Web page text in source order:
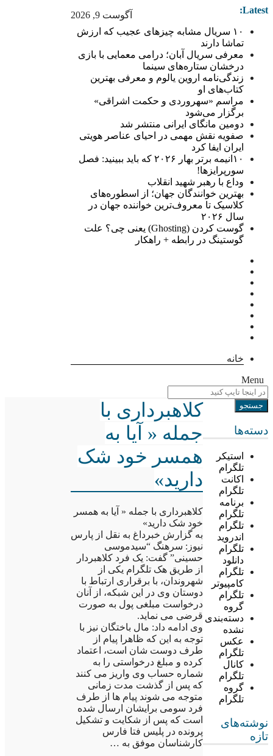
آگوست 9, 2026 Latest:
۱۰ سریال مشابه چیزهای عجیب که ارزش
تماشا دارند
معرفی سریال آبان؛ درامی معمایی با بازی
درخشان ستاره‌های سینما
زندگی‌نامه اروین یالوم و معرفی بهترین
کتاب‌های او
مراسم «سهروردی و حکمت اشراقی»
برگزار می‌شود
دومین مانگای ایرانی منتشر شد
صفویه نقش مهمی در احیای عناصر هویتی
ایران ایفا کرد
۱۰انیمه برتر بهار ۲۰۲۶ که باید ببینید: فصل
سورپرایزها!
وداع با رهبر شهید انقلاب
بهترین خوانندگان جهان؛ از اسطوره‌های
کلاسیک تا معروف‌ترین خواننده جهان در
سال ۲۰۲۶
گوست کردن (Ghosting) یعنی چی؟ علت
گوستینگ در رابطه + راهکار
خانه
Menu
دسته‌ها
استیکر
تلگرام
اکانت
تلگرام
برنامه
تلگرام
تلگرام
اندروید
تلگرام
دانلود
تلگرام
کامپیوتر
تلگرام
گروه
دسته‌بندی
نشده
عکس
تلگرام
کانال
تلگرام
گروه
تلگرام
نوشته‌های
تازه
کلاهبرداری با
جمله « آیا به
همسر خود شک
دارید»
کلاهبرداری با جمله « آیا به همسر
خود شک دارید»
به گزارش خبرداغ به نقل از پارس
نیوز: سرهنگ “سیدموسی
حسینی” گفت: یک فرد کلاهبردار
از طریق هک تلگرام یکی از
شهروندان، با برقراری ارتباط با
دوستان وی در این شبکه، از آنان
درخواست مبلغی پول به صورت
قرضی می نماید.
وی ادامه داد: مال باختگان نیز با
توجه به این که ظاهرا پیام از
طرف دوست شان است، اعتماد
کرده و مبلغ درخواستی را به
شماره حساب وی واریز می کنند
که پس از گذشت مدت زمانی
متوجه می شوند پیام ها از طرف
فرد سومی برایشان ارسال شده
است که پس از شکایت و تشکیل
پرونده در پلیس فتا فارس
کارشناسان موفق به …